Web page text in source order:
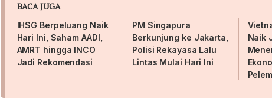
BACA JUGA
IHSG Berpeluang Naik
Hari Ini, Saham AADI,
AMRT hingga INCO
Jadi Rekomendasi
PM Singapura
Berkunjung ke Jakarta,
Polisi Rekayasa Lalu
Lintas Mulai Hari Ini
Naik